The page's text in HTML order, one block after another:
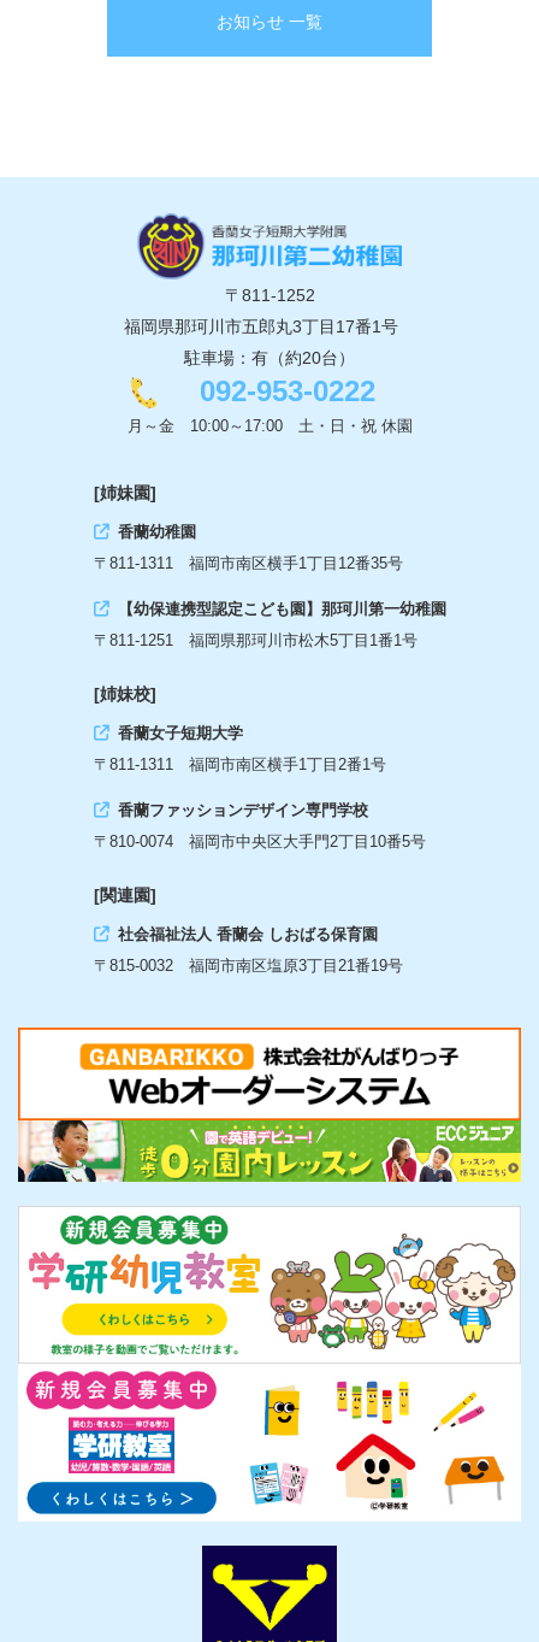
お知らせ 一覧
〒811-1252
福岡県那珂川市五郎丸3丁目17番1号
駐車場：有（約20台）
092-953-0222
月～金 10:00～17:00 土・日・祝 休園
[姉妹園]
香蘭幼稚園
〒811-1311 福岡市南区横手1丁目12番35号
【幼保連携型認定こども園】那珂川第一幼稚園
〒811-1251 福岡県那珂川市松木5丁目1番1号
[姉妹校]
香蘭女子短期大学
〒811-1311 福岡市南区横手1丁目2番1号
香蘭ファッションデザイン専門学校
〒810-0074 福岡市中央区大手門2丁目10番5号
[関連園]
社会福祉法人 香蘭会 しおばる保育園
〒815-0032 福岡市南区塩原3丁目21番19号